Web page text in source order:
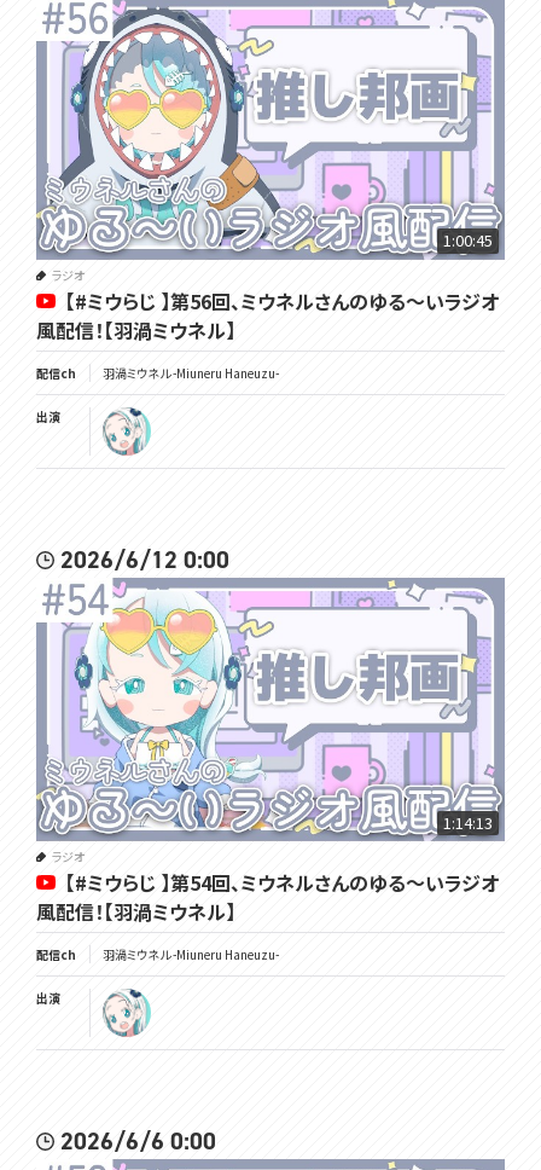
1:00:45
ラジオ
【#ミウらじ 】第56回、ミウネルさんのゆる～いラジオ
風配信！【羽渦ミウネル】
配信ch 羽渦ミウネル -Miuneru Haneuzu-
出演
2026/6/12 0:00
1:14:13
ラジオ
【#ミウらじ 】第54回、ミウネルさんのゆる～いラジオ
風配信！【羽渦ミウネル】
配信ch 羽渦ミウネル -Miuneru Haneuzu-
出演
2026/6/6 0:00